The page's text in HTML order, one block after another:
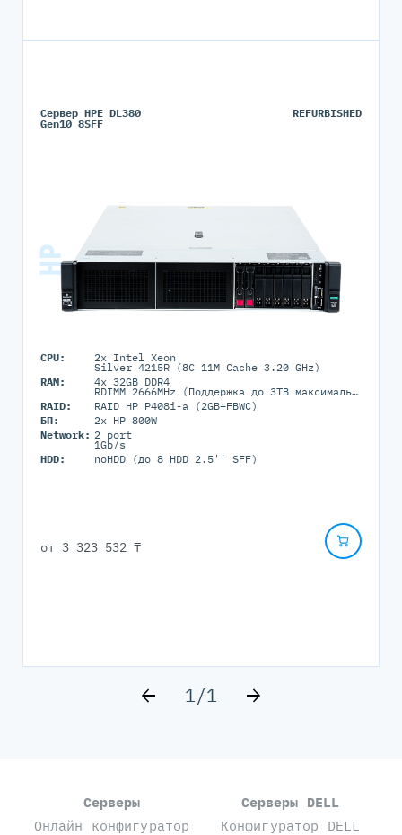
Сервер HPE DL380
Gen10 8SFF
REFURBISHED
CPU: 2x Intel Xeon
Silver 4215R (8C 11M Cache 3.20 GHz)
RAM:
4x 32GB DDR4
RDIMM 2666MHz (Поддержка до 3TB максимально, 24 DIMM портов)
RAID:
RAID HP P408i-a (2GB+FBWC)
БП:
2x HP 800W
Network: 2 port
1Gb/s
HDD:
noHDD (до 8 HDD 2.5'' SFF)
от 3 323 532 ₸
1/1
Серверы
Онлайн конфигуратор
Серверы DELL
Конфигуратор DELL